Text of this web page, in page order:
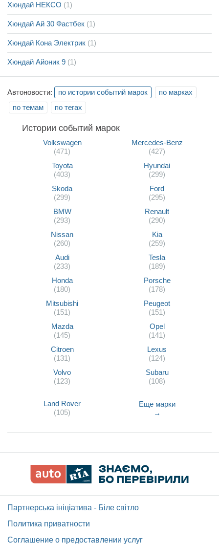
Хюндай НЕКСО (1)
Хюндай Ай 30 Фастбек (1)
Хюндай Кона Электрик (1)
Хюндай Айоник 9 (1)
Автоновости: по истории событий марок
по марках
по темам
по тегах
Истории событий марок
Volkswagen
(471)
Mercedes-Benz
(427)
Toyota
(403)
Hyundai
(299)
Skoda
(299)
Ford
(295)
BMW
(293)
Renault
(290)
Nissan
(260)
Kia
(259)
Audi
(233)
Tesla
(189)
Honda
(180)
Porsche
(178)
Mitsubishi
(151)
Peugeot
(151)
Mazda
(145)
Opel
(141)
Citroen
(131)
Lexus
(124)
Volvo
(123)
Subaru
(108)
Land Rover
(105)
Еще марки
→
Партнерська ініціатива - Біле світло
Политика приватности
Соглашение о предоставлении услуг